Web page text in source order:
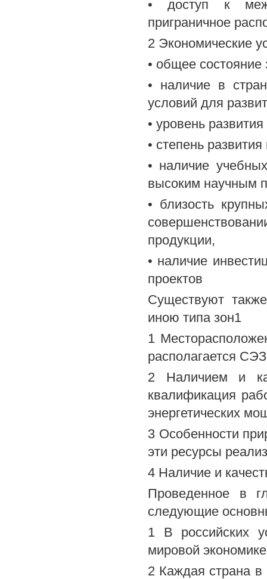
• доступ к
приграничное
2 Экономические
• общее
• наличие в
условий для
• уровень
• степень
• наличие
высоким научным
• близость
продукции,
• наличие
проектов
Существуют
иною типа зон1
1
располагается СЭЗ
2 Наличием и
квалификация
энергетических
3 Особенности
эти ресурсы
4 Наличие и
Проведенное в
следующие
1 В российских
мировой
2 Каждая страна